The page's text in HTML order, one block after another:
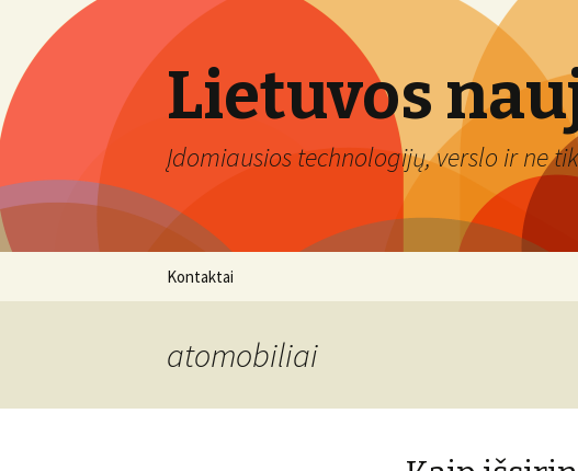
Lietuvos
Įdomiausios technologijų, verslo ir ne
Kontaktai
atomobiliai